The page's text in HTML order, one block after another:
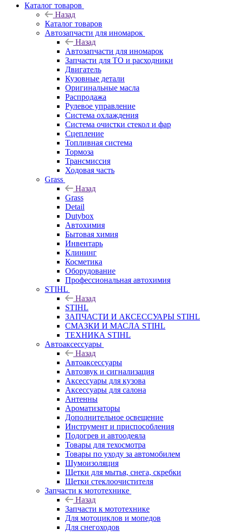
Каталог товаров
Назад
Каталог товаров
Автозапчасти для иномарок
Назад
Автозапчасти для иномарок
Запчасти для ТО и расходники
Двигатель
Кузовные детали
Оригинальные масла
Распродажа
Рулевое управление
Система охлаждения
Система очистки стекол и фар
Сцепление
Топливная система
Тормоза
Трансмиссия
Ходовая часть
Grass
Назад
Grass
Detail
Dutybox
Автохимия
Бытовая химия
Инвентарь
Клининг
Косметика
Оборудование
Профессиональная автохимия
STIHL
Назад
STIHL
ЗАПЧАСТИ И АКСЕССУАРЫ STIHL
СМАЗКИ И МАСЛА STIHL
ТЕХНИКА STIHL
Автоаксессуары
Назад
Автоаксессуары
Автозвук и сигнализация
Аксессуары для кузова
Аксессуары для салона
Антенны
Ароматизаторы
Дополнительное освещение
Инструмент и приспособления
Подогрев и автоодеяла
Товары для техосмотра
Товары по уходу за автомобилем
Шумоизоляция
Щетки для мытья, снега, скребки
Щетки стеклоочистителя
Запчасти к мототехнике
Назад
Запчасти к мототехнике
Для мотоциклов и мопедов
Для снегоходов